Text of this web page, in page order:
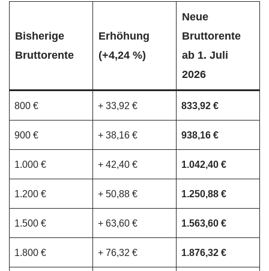
Bisherige
Bruttorente
Erhöhung
(+4,24 %)
Neue
Bruttorente
ab 1. Juli
2026
800 € + 33,92 € 833,92 €
900 € + 38,16 € 938,16 €
1.000 € + 42,40 € 1.042,40 €
1.200 € + 50,88 € 1.250,88 €
1.500 € + 63,60 € 1.563,60 €
1.800 € + 76,32 € 1.876,32 €